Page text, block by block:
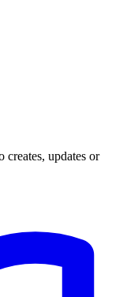
updates or